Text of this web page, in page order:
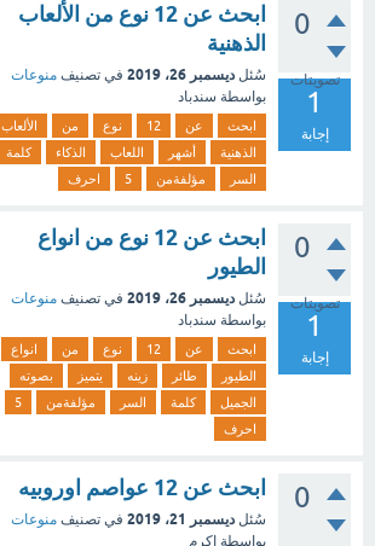
0
تصويتات
1
إجابة
ابحث عن 12 نوع من الألعاب
الذهنية
سُئل ديسمبر 26، 2019 في تصنيف منوعات
بواسطة سندباد
ابحث عن 12 نوع من
الألعاب
الذهنية
أشهر اللعاب الذكاء
كلمة
السر
مؤلفةمن 5 احرف
0
تصويتات
1
إجابة
ابحث عن 12 نوع من انواع
الطيور
سُئل ديسمبر 26، 2019 في تصنيف منوعات
بواسطة سندباد
ابحث عن 12 نوع من
انواع
الطيور
طائر زينه يتميز
بصوته
الجميل
كلمة السر مؤلفةمن
5
احرف
0 ابحث عن 12 عواصم اوروبيه
سُئل ديسمبر 21، 2019 في تصنيف منوعات
بواسطة اكرم